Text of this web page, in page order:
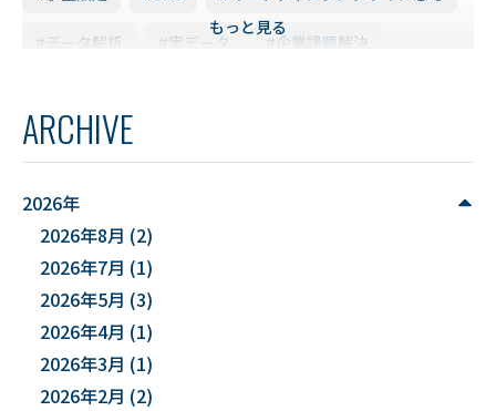
#データ解析 #実データ #企業課題解決
#YUDS #庄内地方
#DXハイスクール
#能登半島地震被害調査
#文化財 #災害
#”オットセイ”のブロニー君
もっと見る
ARCHIVE
2026年
2026年8月 (2)
2026年7月 (1)
2026年5月 (3)
2026年4月 (1)
2026年3月 (1)
2026年2月 (2)